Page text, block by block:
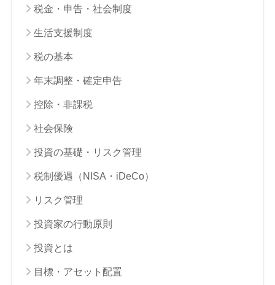
税金・申告・社会制度
生活支援制度
税の基本
年末調整・確定申告
控除・非課税
社会保険
投資の基礎・リスク管理
税制優遇（NISA・iDeCo）
リスク管理
投資家の行動原則
投資とは
目標・アセット配置